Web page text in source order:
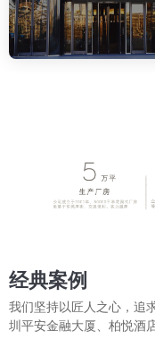
经典案例
我们坚持以匠人之心，追
圳平安金融大厦、柏悦酒